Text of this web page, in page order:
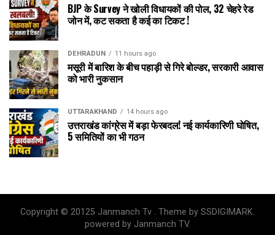
BJP के Survey ने खोली विधायकों की पोल, 32 चेहरे रेड
जोन में, कट सकता है कई का टिकट !
DEHRADUN 11 hours ago
मसूरी में बारिश के बीच पहाड़ी से गिरे बोल्डर, सरकारी आवास
को भारी नुकसान
UTTARAKHAND 14 hours ago
उत्तराखंड कांग्रेस में बड़ा फेरबदल! नई कार्यकारिणी घोषित,
5 समितियों का भी गठन
Copyright © 20125 Janmanch Tv . Theme by SSDIGIMARK.
powered by Janmanch TV.